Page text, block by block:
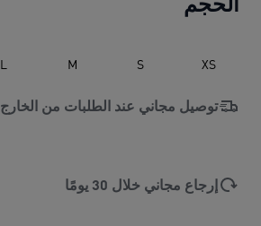
XS
S
M
L
توصيل مجاني عند الطلبات من الخارج
إرجاع مجاني خلال 30 يومًا